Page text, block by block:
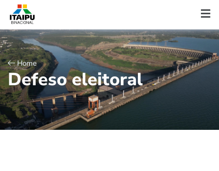
Home
Defeso eleitoral